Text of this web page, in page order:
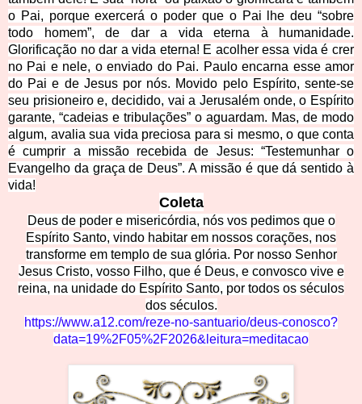
o Pai, porque exercerá o poder que o Pai lhe deu “sobre
todo homem”, de dar a vida eterna à humanidade.
Glorificação no dar a vida eterna! E acolher essa vida é crer
no Pai e nele, o enviado do Pai. Paulo encarna esse amor
do Pai e de Jesus por nós. Movido pelo Espírito, sente-se
seu prisioneiro e, decidido, vai a Jerusalém onde, o Espírito
garante, “cadeias e tribulações” o aguardam. Mas, de modo
algum, avalia sua vida preciosa para si mesmo, o que conta
é cumprir a missão recebida de Jesus: “Testemunhar o
Evangelho da graça de Deus”. A missão é que dá sentido à
vida!
Coleta
Deus de poder e misericórdia, nós vos pedimos que o
Espírito Santo, vindo habitar em nossos corações, nos
transforme em templo de sua glória. Por nosso Senhor
Jesus Cristo, vosso Filho, que é Deus, e convosco vive e
reina, na unidade do Espírito Santo, por todos os séculos
dos séculos.
https://www.a12.com/reze-no-santuario/deus-conosco?
data=19%2F05%2F2026&leitura=meditacao